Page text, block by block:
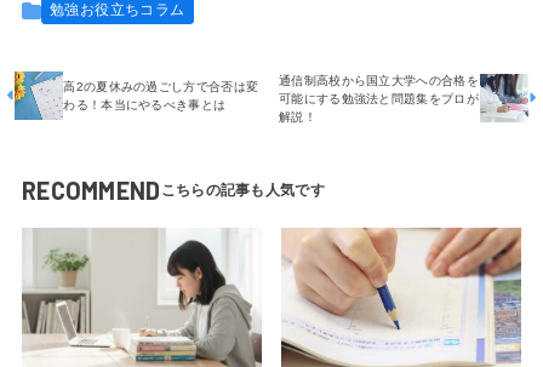
勉強お役立ちコラム
高2の夏休みの過ごし方で合否は変
わる！本当にやるべき事とは
通信制高校から国立大学への合格を
可能にする勉強法と問題集をプロが
解説！
RECOMMEND